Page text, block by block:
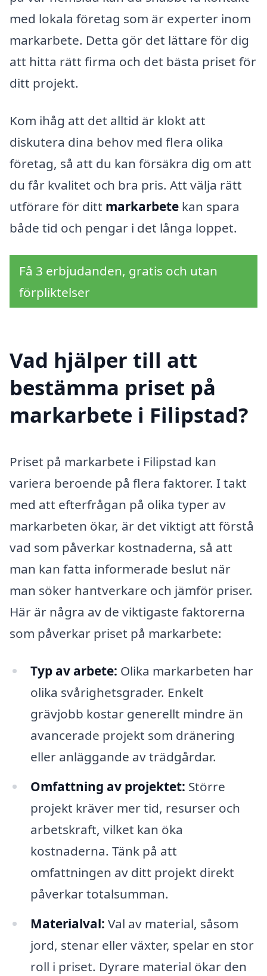
med lokala företag som är experter inom
markarbete. Detta gör det lättare för dig
att hitta rätt firma och det bästa priset för
ditt projekt.
Kom ihåg att det alltid är klokt att
diskutera dina behov med flera olika
företag, så att du kan försäkra dig om att
du får kvalitet och bra pris. Att välja rätt
utförare för ditt markarbete kan spara
både tid och pengar i det långa loppet.
Få 3 erbjudanden, gratis och utan
förpliktelser
Vad hjälper till att
bestämma priset på
markarbete i Filipstad?
Priset på markarbete i Filipstad kan
variera beroende på flera faktorer. I takt
med att efterfrågan på olika typer av
markarbeten ökar, är det viktigt att förstå
vad som påverkar kostnaderna, så att
man kan fatta informerade beslut när
man söker hantverkare och jämför priser.
Här är några av de viktigaste faktorerna
som påverkar priset på markarbete:
Typ av arbete: Olika markarbeten har
olika svårighetsgrader. Enkelt
grävjobb kostar generellt mindre än
avancerade projekt som dränering
eller anläggande av trädgårdar.
Omfattning av projektet: Större
projekt kräver mer tid, resurser och
arbetskraft, vilket kan öka
kostnaderna. Tänk på att
omfattningen av ditt projekt direkt
påverkar totalsumman.
Materialval: Val av material, såsom
jord, stenar eller växter, spelar en stor
roll i priset. Dyrare material ökar den